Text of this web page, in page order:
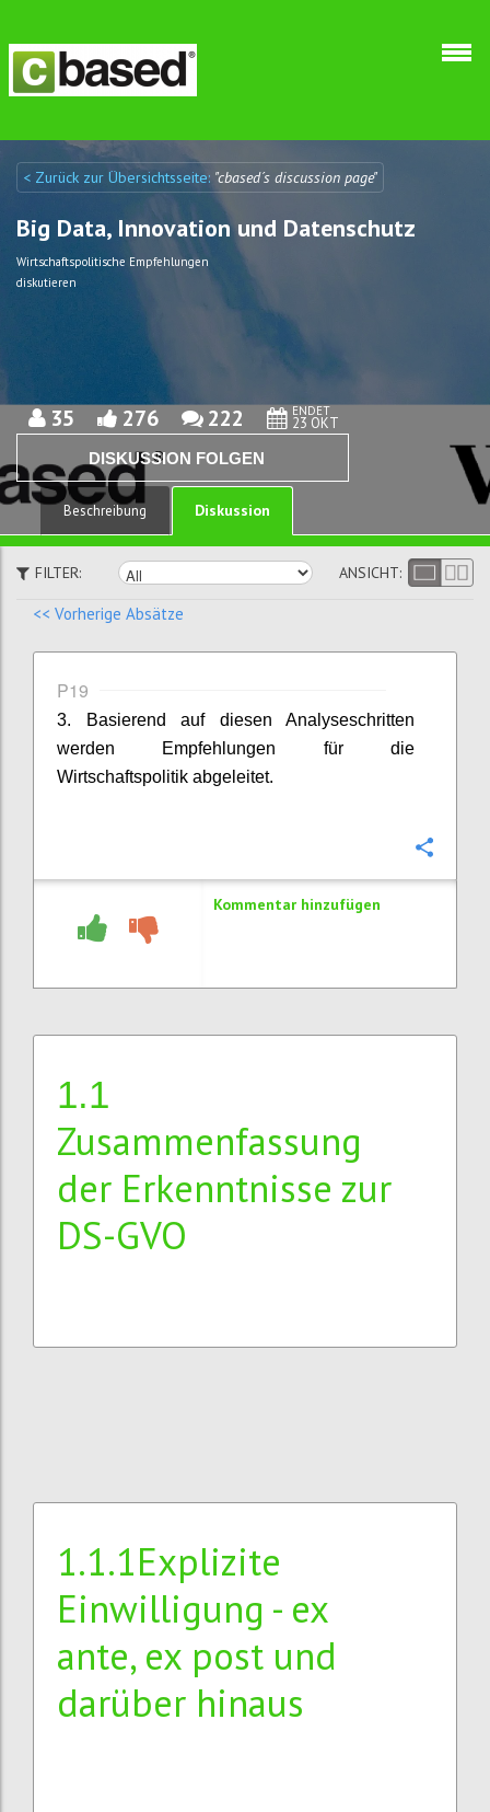
Discuto
Discuto
< Zurück zur Übersichtsseite: "cbased´s discussion page"
Big Data, Innovation und Datenschutz
Wirtschaftspolitische Empfehlungen
diskutieren
35 276 222 ENDET
23 OKT
DISKUSSION FOLGEN
Beschreibung Diskussion
FILTER: ANSICHT:
<< Vorherige Absätze
P19
3. Basierend auf diesen Analyseschritten
werden Empfehlungen für die
Wirtschaftspolitik abgeleitet.
Kommentar hinzufügen
1.1
Zusammenfassung
der Erkenntnisse zur
DS-GVO
1.1.1Explizite
Einwilligung - ex
ante, ex post und
darüber hinaus